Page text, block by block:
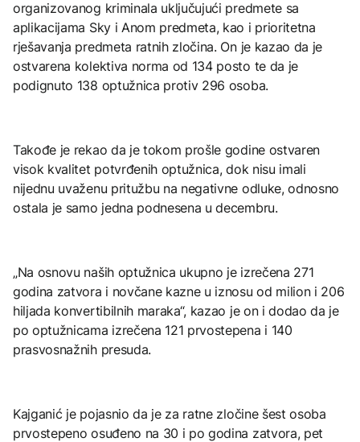
organizovanog kriminala uključujući predmete sa
aplikacijama Sky i Anom predmeta, kao i prioritetna
rješavanja predmeta ratnih zločina. On je kazao da je
ostvarena kolektiva norma od 134 posto te da je
podignuto 138 optužnica protiv 296 osoba.
Takođe je rekao da je tokom prošle godine ostvaren
visok kvalitet potvrđenih optužnica, dok nisu imali
nijednu uvaženu pritužbu na negativne odluke, odnosno
ostala je samo jedna podnesena u decembru.
„Na osnovu naših optužnica ukupno je izrečena 271
godina zatvora i novčane kazne u iznosu od milion i 206
hiljada konvertibilnih maraka“, kazao je on i dodao da je
po optužnicama izrečena 121 prvostepena i 140
prasvosnažnih presuda.
Kajganić je pojasnio da je za ratne zločine šest osoba
prvostepeno osuđeno na 30 i po godina zatvora, pet